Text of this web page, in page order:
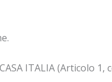
ITALIA (Articolo 1,